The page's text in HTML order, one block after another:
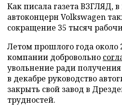
Как писала газета ВЗГЛЯД, в
автоконцерн Volkswagen
сокращение 35 тысяч
Летом прошлого года около
компании добровольно
увольнение ради
в декабре руководство
закрыть свой завод в
трудностей.